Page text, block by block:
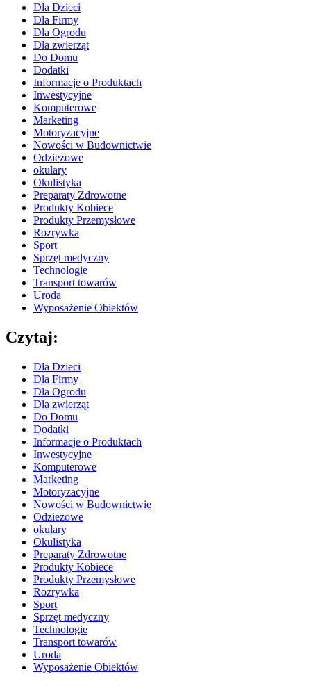
Dla Dzieci
Dla Firmy
Dla Ogrodu
Dla zwierząt
Do Domu
Dodatki
Informacje o Produktach
Inwestycyjne
Komputerowe
Marketing
Motoryzacyjne
Nowości w Budownictwie
Odzieżowe
okulary
Okulistyka
Preparaty Zdrowotne
Produkty Kobiece
Produkty Przemysłowe
Rozrywka
Sport
Sprzęt medyczny
Technologie
Transport towarów
Uroda
Wyposażenie Obiektów
Czytaj:
Dla Dzieci
Dla Firmy
Dla Ogrodu
Dla zwierząt
Do Domu
Dodatki
Informacje o Produktach
Inwestycyjne
Komputerowe
Marketing
Motoryzacyjne
Nowości w Budownictwie
Odzieżowe
okulary
Okulistyka
Preparaty Zdrowotne
Produkty Kobiece
Produkty Przemysłowe
Rozrywka
Sport
Sprzęt medyczny
Technologie
Transport towarów
Uroda
Wyposażenie Obiektów